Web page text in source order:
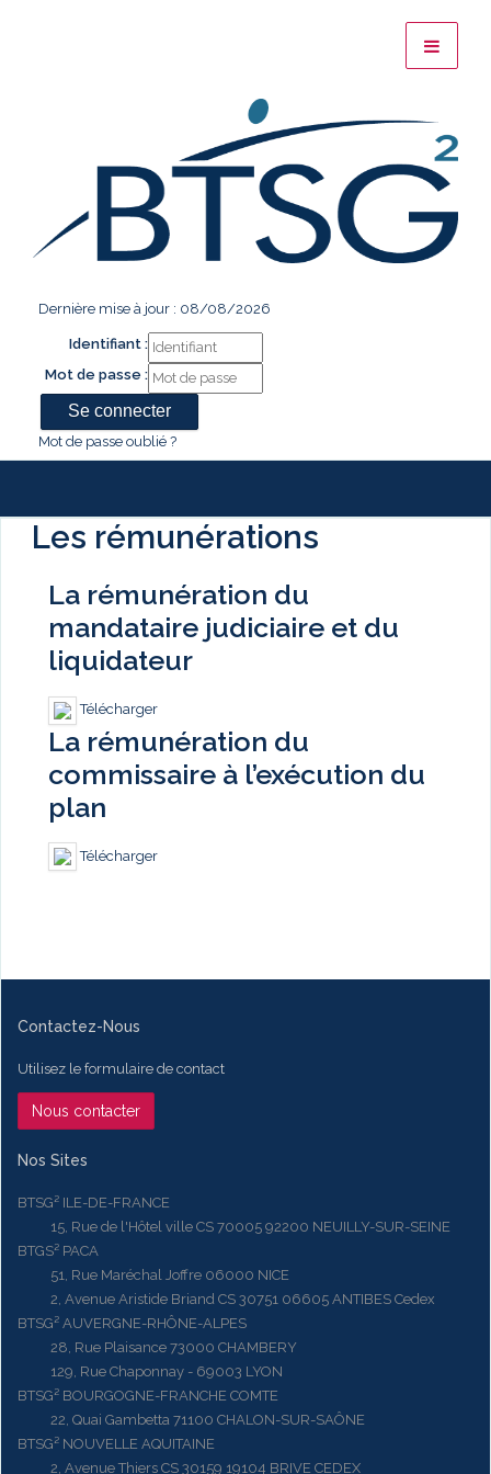
Dernière mise à jour : 08/08/2026
Identifiant :
Mot de passe :
Mot de passe oublié ?
Les rémunérations
La rémunération du
mandataire judiciaire et du
liquidateur
Télécharger
La rémunération du
commissaire à l’exécution du
plan
Télécharger
Contactez-Nous
Utilisez le formulaire de contact
Nous contacter
Nos Sites
BTSG² ILE-DE-FRANCE
15, Rue de l'Hôtel ville CS 70005 92200 NEUILLY-SUR-SEINE
BTGS² PACA
51, Rue Maréchal Joffre 06000 NICE
2, Avenue Aristide Briand CS 30751 06605 ANTIBES Cedex
BTSG² AUVERGNE-RHÔNE-ALPES
28, Rue Plaisance 73000 CHAMBERY
129, Rue Chaponnay - 69003 LYON
BTSG² BOURGOGNE-FRANCHE COMTE
22, Quai Gambetta 71100 CHALON-SUR-SAÔNE
BTSG² NOUVELLE AQUITAINE
2, Avenue Thiers CS 30159 19104 BRIVE CEDEX